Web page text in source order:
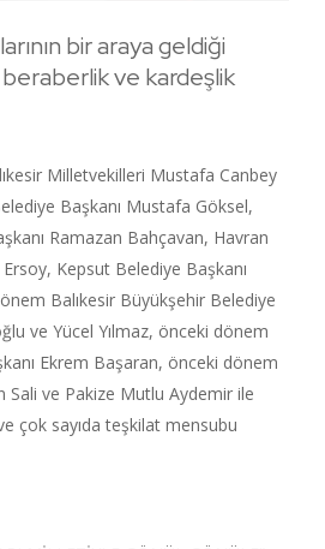
bir araya geldiği
ve kardeşlik
Milletvekilleri Mustafa Canbey
Başkanı Mustafa Göksel,
Ramazan Bahçavan, Havran
Kepsut Belediye Başkanı
Balıkesir Büyükşehir Belediye
ve Yücel Yılmaz, önceki dönem
Ekrem Başaran, önceki dönem
Sali ve Pakize Mutlu Aydemir ile
çok sayıda teşkilat mensubu